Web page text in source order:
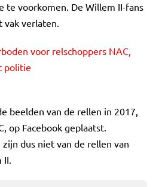
te voorkomen. De Willem II-fans
vak verlaten.
voor relschoppers NAC,
politie
beelden van de rellen in 2017,
op Facebook geplaatst.
dus niet van de rellen van
II.